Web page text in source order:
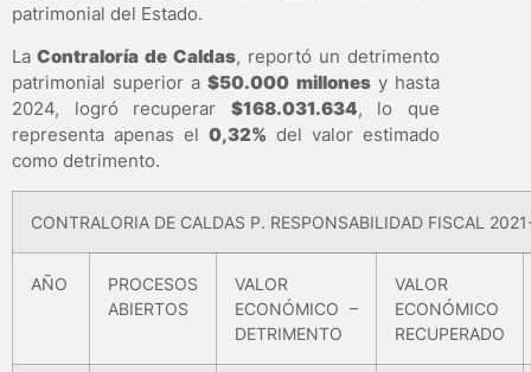
patrimonial del Estado.
La Contraloría de Caldas, reportó un detrimento
patrimonial superior a$50.000 millonesy hasta
2024, logró recuperar $168.031.634, lo que
representa apenas el 0,32% del valor estimado
como detrimento.
CONTRALORIA DE CALDAS P. RESPONSABILIDAD FISCAL
AÑO
PROCESOS
ABIERTOS
VALOR
ECONÓMICO –
DETRIMENTO
VALOR
ECONÓMICO
RECUPERADO